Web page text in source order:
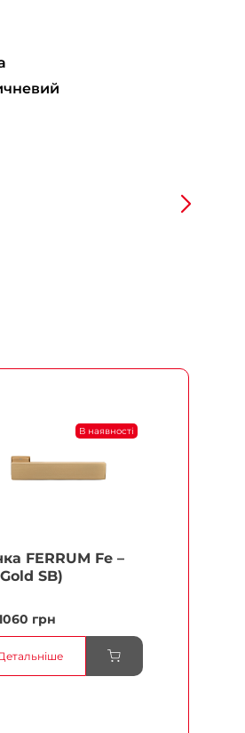
В наявності
FERRUМ Fe –
SB)
грн